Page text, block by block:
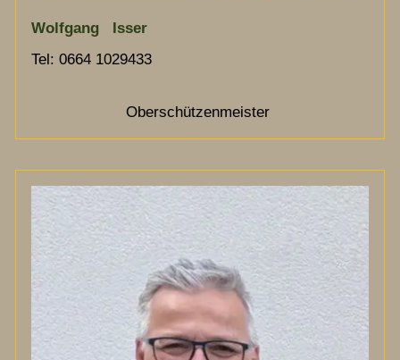
Wolfgang Isser
Tel: 0664 1029433
Oberschützenmeister